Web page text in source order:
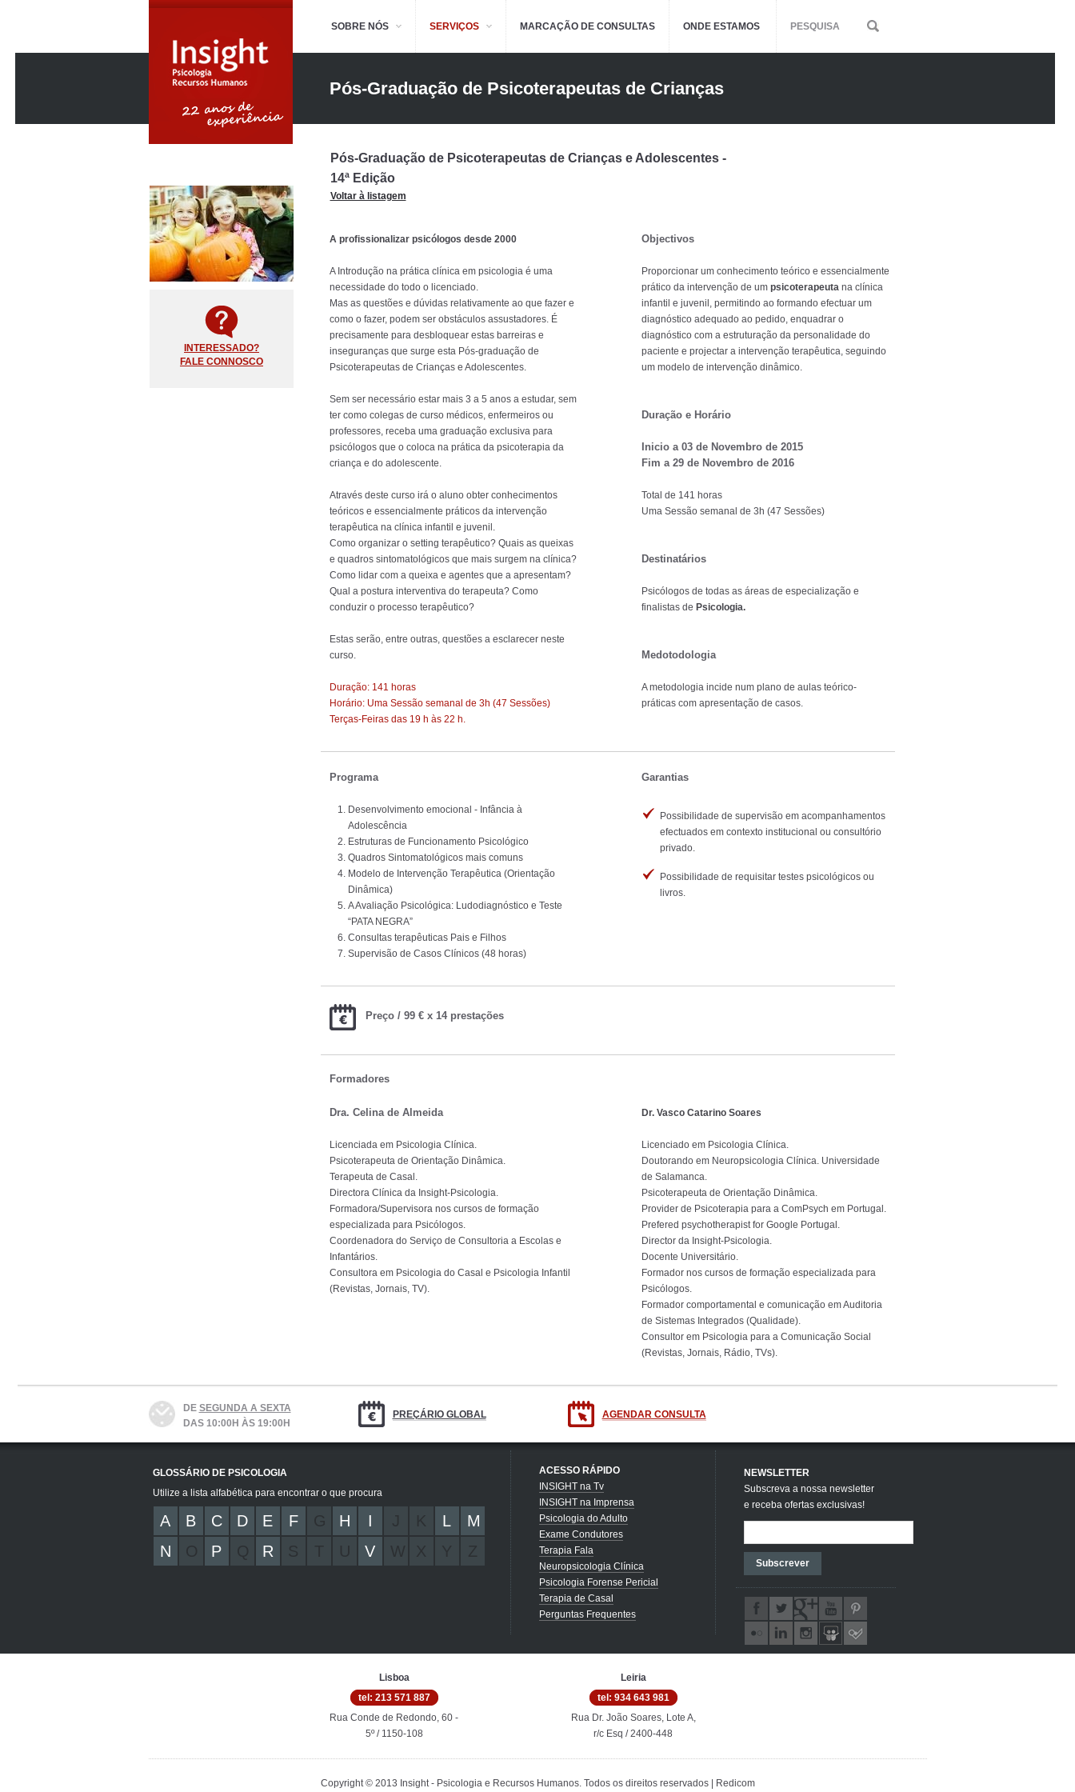
SOBRE NÓS SERVIÇOS MARCAÇÃO DE CONSULTAS ONDE ESTAMOS PESQUISA
Pós-Graduação de Psicoterapeutas de Crianças
e Adolescentes
Pós-Graduação de Psicoterapeutas de Crianças e Adolescentes -
14ª Edição
Voltar à listagem
A profissionalizar psicólogos desde 2000
A Introdução na prática clínica em psicologia é uma
necessidade do todo o licenciado.
Mas as questões e dúvidas relativamente ao que fazer e
como o fazer, podem ser obstáculos assustadores. É
precisamente para desbloquear estas barreiras e
inseguranças que surge esta Pós-graduação de
Psicoterapeutas de Crianças e Adolescentes.
Sem ser necessário estar mais 3 a 5 anos a estudar, sem
ter como colegas de curso médicos, enfermeiros ou
professores, receba uma graduação exclusiva para
psicólogos que o coloca na prática da psicoterapia da
criança e do adolescente.
Através deste curso irá o aluno obter conhecimentos
teóricos e essencialmente práticos da intervenção
terapêutica na clínica infantil e juvenil.
Como organizar o setting terapêutico? Quais as queixas
e quadros sintomatológicos que mais surgem na clínica?
Como lidar com a queixa e agentes que a apresentam?
Qual a postura interventiva do terapeuta? Como
conduzir o processo terapêutico?
Estas serão, entre outras, questões a esclarecer neste
curso.
Duração: 141 horas
Horário: Uma Sessão semanal de 3h (47 Sessões)
Terças-Feiras das 19 h às 22 h.
Objectivos
Proporcionar um conhecimento teórico e essencialmente
prático da intervenção de um psicoterapeuta na clínica
infantil e juvenil, permitindo ao formando efectuar um
diagnóstico adequado ao pedido, enquadrar o
diagnóstico com a estruturação da personalidade do
paciente e projectar a intervenção terapêutica, seguindo
um modelo de intervenção dinâmico.
Duração e Horário
Inicio a 03 de Novembro de 2015
Fim a 29 de Novembro de 2016
Total de 141 horas
Uma Sessão semanal de 3h (47 Sessões)
Destinatários
Psicólogos de todas as áreas de especialização e
finalistas de Psicologia.
Medotodologia
A metodologia incide num plano de aulas teórico-
práticas com apresentação de casos.
Programa
Desenvolvimento emocional - Infância à
Adolescência
Estruturas de Funcionamento Psicológico
Quadros Sintomatológicos mais comuns
Modelo de Intervenção Terapêutica (Orientação
Dinâmica)
A Avaliação Psicológica: Ludodiagnóstico e Teste
“PATA NEGRA”
Consultas terapêuticas Pais e Filhos
Supervisão de Casos Clínicos (48 horas)
Garantias
Possibilidade de supervisão em acompanhamentos
efectuados em contexto institucional ou consultório
privado.
Possibilidade de requisitar testes psicológicos ou
livros.
Preço / 99 € x 14 prestações
Formadores
Dra. Celina de Almeida
Licenciada em Psicologia Clínica.
Psicoterapeuta de Orientação Dinâmica.
Terapeuta de Casal.
Directora Clínica da Insight-Psicologia.
Formadora/Supervisora nos cursos de formação
especializada para Psicólogos.
Coordenadora do Serviço de Consultoria a Escolas e
Infantários.
Consultora em Psicologia do Casal e Psicologia Infantil
(Revistas, Jornais, TV).
Dr. Vasco Catarino Soares
Licenciado em Psicologia Clínica.
Doutorando em Neuropsicologia Clínica. Universidade
de Salamanca.
Psicoterapeuta de Orientação Dinâmica.
Provider de Psicoterapia para a ComPsych em Portugal.
Prefered psychotherapist for Google Portugal.
Director da Insight-Psicologia.
Docente Universitário.
Formador nos cursos de formação especializada para
Psicólogos.
Formador comportamental e comunicação em Auditoria
de Sistemas Integrados (Qualidade).
Consultor em Psicologia para a Comunicação Social
(Revistas, Jornais, Rádio, TVs).
INTERESSADO?
FALE CONNOSCO
DE SEGUNDA A SEXTA
DAS 10:00H ÀS 19:00H
PREÇÁRIO GLOBAL AGENDAR CONSULTA
GLOSSÁRIO DE PSICOLOGIA
Utilize a lista alfabética para encontrar o que procura
A B C D E F G H I K L
M
N
O P Q R S V W X Y Z
ACESSO RÁPIDO
INSIGHT na Tv
INSIGHT na Imprensa
Psicologia do Adulto
Exame Condutores
Terapia Fala
Neuropsicologia Clínica
Psicologia Forense Pericial
Terapia de Casal
Perguntas Frequentes
NEWSLETTER
Subscreva a nossa newsletter
e receba ofertas exclusivas!
Subscrever
Lisboa
tel: 213 571 887
Rua Conde de Redondo, 60 -
5º / 1150-108
Leiria
tel: 934 643 981
Rua Dr. João Soares, Lote A,
r/c Esq / 2400-448
Copyright © 2013 Insight - Psicologia e Recursos Humanos. Todos os direitos reservados | Redicom